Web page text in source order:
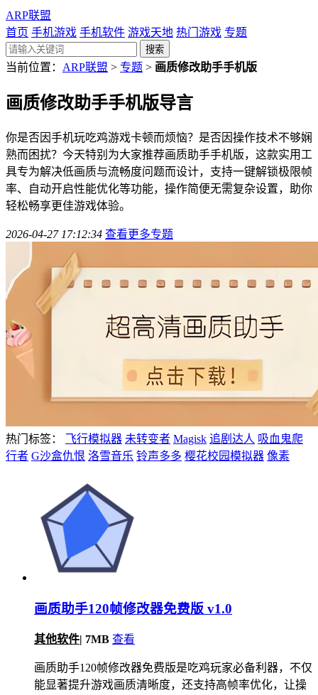
ARP联盟
首页 手机游戏 手机软件 游戏天地 热门游戏 专题
当前位置： ARP联盟 > 专题 > 画质修改助手手机版
画质修改助手手机版导言
你是否因手机玩吃鸡游戏卡顿而烦恼？是否因操作技术不够娴
熟而困扰？今天特别为大家推荐画质助手手机版，这款实用工
具专为解决低画质与流畅度问题而设计，支持一键解锁极限帧
率、自动开启性能优化等功能，操作简便无需复杂设置，助你
轻松畅享更佳游戏体验。
2026-04-27 17:12:34 查看更多专题
热门标签： 飞行模拟器 未转变者 Magisk 追剧达人 吸血鬼爬
行者 G沙盒仇恨 洛雪音乐 铃声多多 樱花校园模拟器 像素
画质助手120帧修改器免费版 v1.0
其他软件| 7MB 查看
画质助手120帧修改器免费版是吃鸡玩家必备利器，不仅
能显著提升游戏画质清晰度，还支持高帧率优化，让操